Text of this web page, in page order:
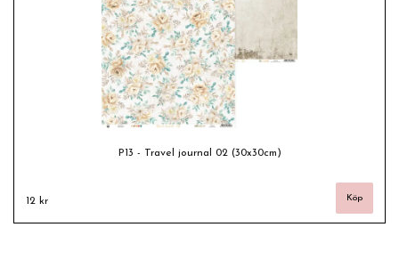
P13 - Travel journal 02 (30x30cm)
12 kr